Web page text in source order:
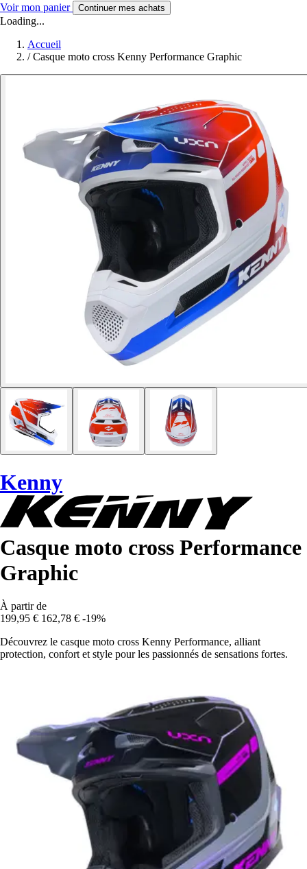
Voir mon panier Continuer mes achats
Loading...
Accueil
/ Casque moto cross Kenny Performance Graphic
Kenny
Casque moto cross Performance
Graphic
À partir de
199,95 € 162,78 € -19%
Découvrez le casque moto cross Kenny Performance, alliant
protection, confort et style pour les passionnés de sensations fortes.